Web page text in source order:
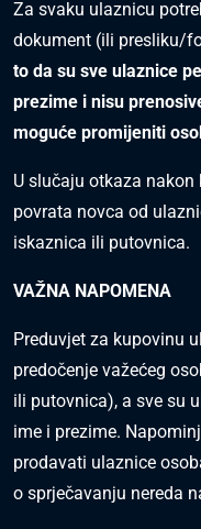
Za svaku ulaznicu
dokument (ili presliku/
to da su sve ulaznice
prezime i nisu
moguće promijeniti
U slučaju otkaza
povrata novca od
iskaznica ili putovnica.
VAŽNA NAPOMENA
Preduvjet za kupovinu
predočenje važećeg
ili putovnica), a sve su
ime i prezime.
prodavati ulaznice
o sprječavanju nereda